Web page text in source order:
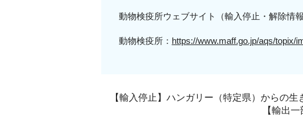
動物検疫所ウェブサイト（輸入停止・解除情報
動物検疫所： https://www.maff.go.jp/aqs/topix/
【輸入停止】ハンガリー（特定県）からの
【輸出